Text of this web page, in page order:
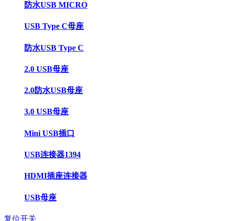
防水USB MICRO
USB Type C母座
防水USB Type C
2.0 USB母座
2.0防水USB母座
3.0 USB母座
Mini USB插口
USB连接器1394
HDMI插座连接器
USB母座
复位开关